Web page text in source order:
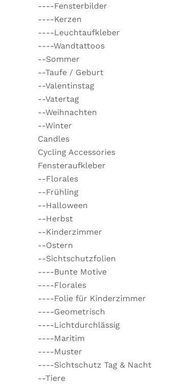
----Fensterbilder
----Kerzen
----Leuchtaufkleber
----Wandtattoos
--Sommer
--Taufe / Geburt
--Valentinstag
--Vatertag
--Weihnachten
--Winter
Candles
Cycling Accessories
Fensteraufkleber
--Florales
--Frühling
--Halloween
--Herbst
--Kinderzimmer
--Ostern
--Sichtschutzfolien
----Bunte Motive
----Florales
----Folie für Kinderzimmer
----Geometrisch
----Lichtdurchlässig
----Maritim
----Muster
----Sichtschutz Tag & Nacht
--Tiere